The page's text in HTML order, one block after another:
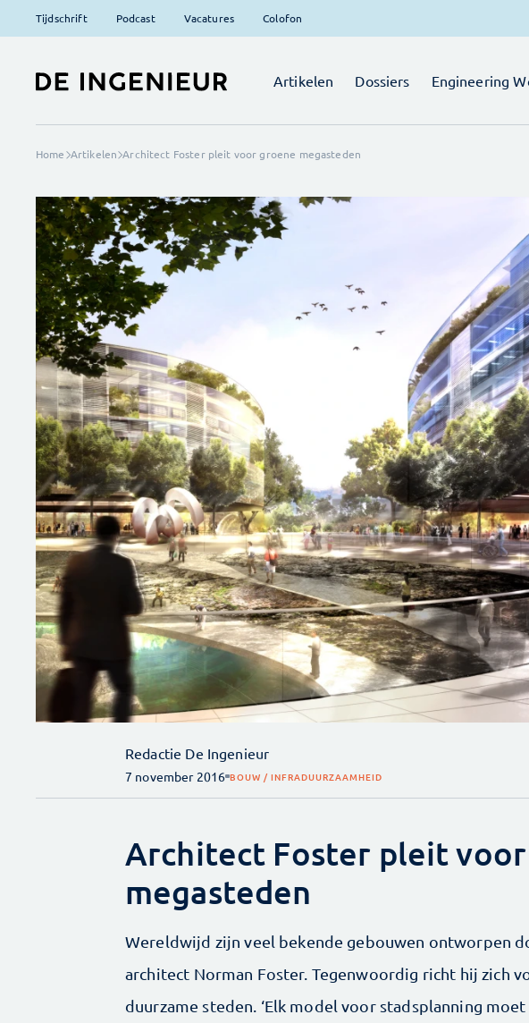
Tijdschrift Podcast Vacatures Colofon
Artikelen Dossiers Engineering
Home Artikelen Architect Foster pleit voor groene megasteden
Redactie De Ingenieur
7 november 2016 BOUW / INFRADUURZAAMHEID
Architect Foster pleit
megasteden
Wereldwijd zijn veel bekende gebouwen ontworpen
architect Norman Foster. Tegenwoordig richt hij zich
duurzame steden. ‘Elk model voor stadsplanning